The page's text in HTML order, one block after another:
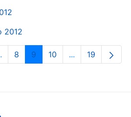
2012
Pages Use TAB to
Page
8 Page
9 Page
10 ...Intermediate
Page
19